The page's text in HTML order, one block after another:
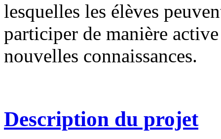
lesquelles les élèves
participer de manière
nouvelles connaissances.
Description du projet